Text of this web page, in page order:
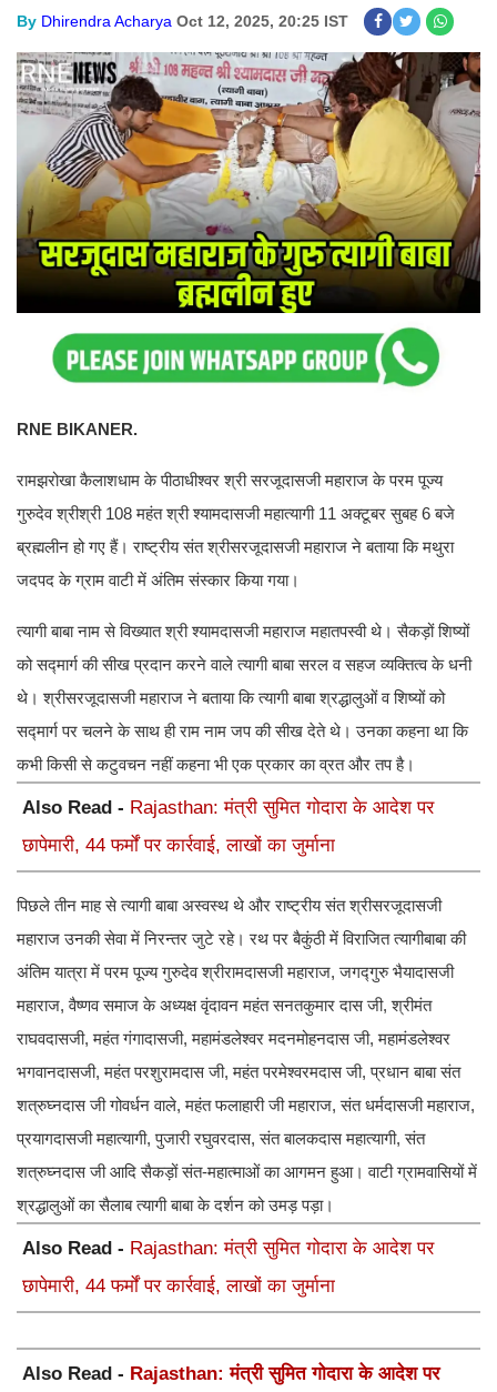
By Dhirendra Acharya Oct 12, 2025, 20:25 IST
RNE BIKANER.
रामझरोखा कैलाशधाम के पीठाधीश्वर श्री सरजूदासजी महाराज के परम पूज्य
गुरुदेव श्रीश्री 108 महंत श्री श्यामदासजी महात्यागी 11 अक्टूबर सुबह 6 बजे
ब्रह्मलीन हो गए हैं। राष्ट्रीय संत श्रीसरजूदासजी महाराज ने बताया कि मथुरा
जदपद के ग्राम वाटी में अंतिम संस्कार किया गया।
त्यागी बाबा नाम से विख्यात श्री श्यामदासजी महाराज महातपस्वी थे। सैकड़ों शिष्यों
को सद्मार्ग की सीख प्रदान करने वाले त्यागी बाबा सरल व सहज व्यक्तित्व के धनी
थे। श्रीसरजूदासजी महाराज ने बताया कि त्यागी बाबा श्रद्धालुओं व शिष्यों को
सद्मार्ग पर चलने के साथ ही राम नाम जप की सीख देते थे। उनका कहना था कि
कभी किसी से कटुवचन नहीं कहना भी एक प्रकार का व्रत और तप है।
Also Read - Rajasthan: मंत्री सुमित गोदारा के आदेश पर
छापेमारी, 44 फर्मों पर कार्रवाई, लाखों का जुर्माना
पिछले तीन माह से त्यागी बाबा अस्वस्थ थे और राष्ट्रीय संत श्रीसरजूदासजी
महाराज उनकी सेवा में निरन्तर जुटे रहे। रथ पर बैकुंठी में विराजित त्यागीबाबा की
अंतिम यात्रा में परम पूज्य गुरुदेव श्रीरामदासजी महाराज, जगद्गुरु भैयादासजी
महाराज, वैष्णव समाज के अध्यक्ष वृंदावन महंत सनतकुमार दास जी, श्रीमंत
राघवदासजी, महंत गंगादासजी, महामंडलेश्वर मदनमोहनदास जी, महामंडलेश्वर
भगवानदासजी, महंत परशुरामदास जी, महंत परमेश्वरमदास जी, प्रधान बाबा संत
शत्रुघ्नदास जी गोवर्धन वाले, महंत फलाहारी जी महाराज, संत धर्मदासजी महाराज,
प्रयागदासजी महात्यागी, पुजारी रघुवरदास, संत बालकदास महात्यागी, संत
शत्रुघ्नदास जी आदि सैकड़ों संत-महात्माओं का आगमन हुआ। वाटी ग्रामवासियों में
श्रद्धालुओं का सैलाब त्यागी बाबा के दर्शन को उमड़ पड़ा।
Also Read - Rajasthan: मंत्री सुमित गोदारा के आदेश पर
छापेमारी, 44 फर्मों पर कार्रवाई, लाखों का जुर्माना
Also Read - Rajasthan: मंत्री सुमित गोदारा के आदेश पर